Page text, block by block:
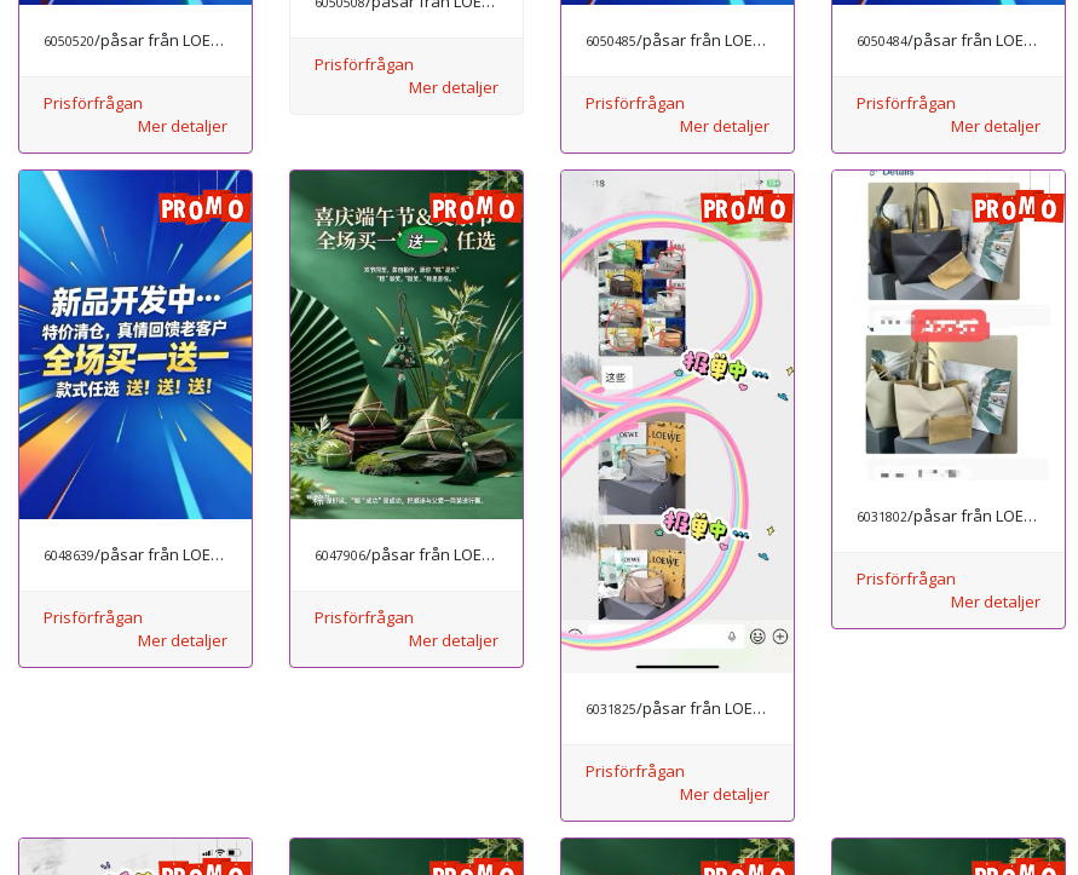
6050520/påsar från LOEWE
Prisförfrågan
Mer detaljer
Prisförfrågan
Mer detaljer
6050485/påsar från LOEWE
Prisförfrågan
Mer detaljer
6050484/påsar från LOEWE
Prisförfrågan
Mer detaljer
6048639/påsar från LOEWE
Prisförfrågan
Mer detaljer
6047906/påsar från LOEWE
Prisförfrågan
Mer detaljer
6031825/påsar från LOEWE
Prisförfrågan
Mer detaljer
6031802/påsar från LOEWE
Prisförfrågan
Mer detaljer